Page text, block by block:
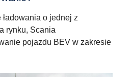
o jednej z
rynku, Scania
pojazdu BEV w zakresie